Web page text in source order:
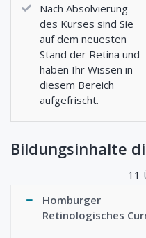
Nach Absolvierung
des Kurses sind Sie
auf dem neuesten
Stand der Retina und
haben Ihr Wissen in
diesem Bereich
aufgefrischt.
Bildungsinhalte
11
Homburger
Retinologisches